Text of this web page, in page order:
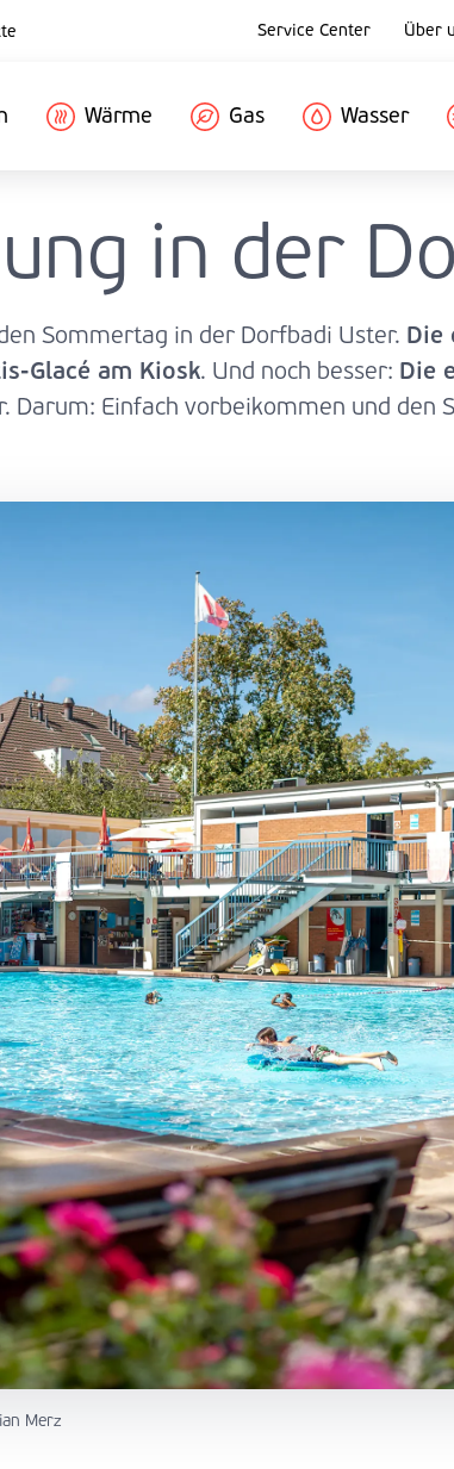
Service Center Über
Wärme Gas Wasser
in der
Sommertag in der Dorfbadi Uster. Die
Glacé am Kiosk. Und noch besser: Die
Darum: Einfach vorbeikommen und den
Merz